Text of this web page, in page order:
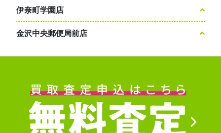
伊奈町学園店
金沢中央郵便局前店